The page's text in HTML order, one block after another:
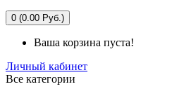
0 (0.00 Руб.)
Ваша корзина пуста!
Личный кабинет
Все категории